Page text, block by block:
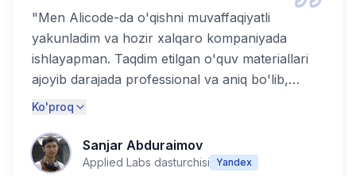
"Men Alicode-da o'qishni muvaffaqiyatli
yakunladim va hozir xalqaro kompaniyada
ishlayapman. Taqdim etilgan o'quv materiallari
ajoyib darajada professional va aniq bo'lib,
haqiqiy muvaffaqiyat uchun zarur bo'lgan
ning bozorga tayyor mutaxassislarni tayyorlash
bo'yicha katta tajribasi ularni haqiqatdan ham
Ko'proq
Sanjar Abduraimov
Applied Labs dasturchisi Yandex